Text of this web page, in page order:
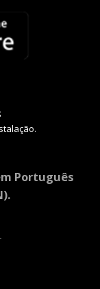
Português